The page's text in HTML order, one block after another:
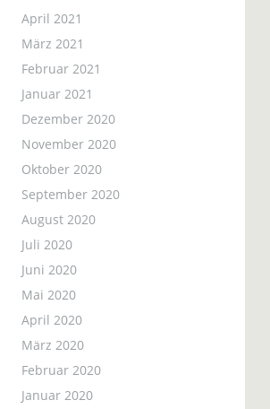
April 2021
März 2021
Februar 2021
Januar 2021
Dezember 2020
November 2020
Oktober 2020
September 2020
August 2020
Juli 2020
Juni 2020
Mai 2020
April 2020
März 2020
Februar 2020
Januar 2020